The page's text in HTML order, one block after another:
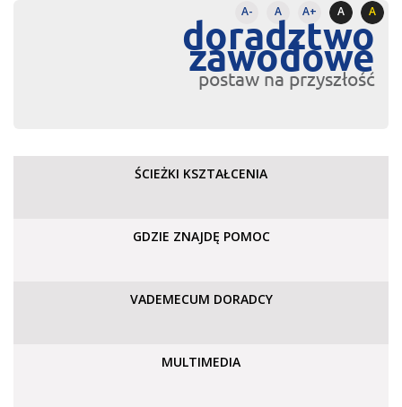
A- A A+ A A
doradztwo
zawodowe
postaw na przyszłość
ŚCIEŻKI KSZTAŁCENIA
GDZIE ZNAJDĘ POMOC
VADEMECUM DORADCY
MULTIMEDIA